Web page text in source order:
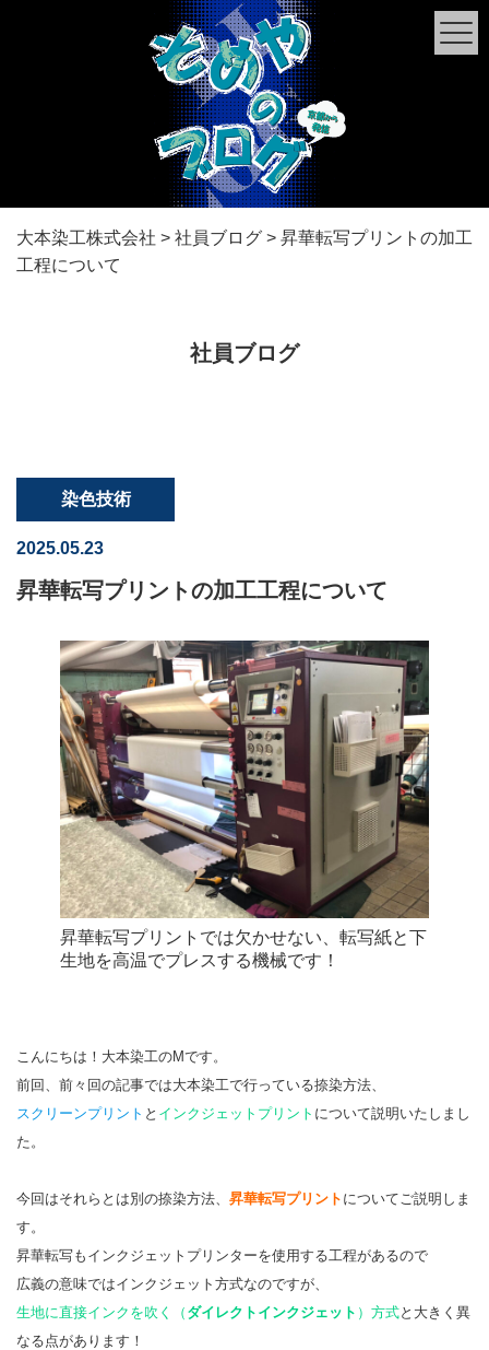
大本染工株式会社 > 社員ブログ > 昇華転写プリントの加工
工程について
社員ブログ
染色技術
2025.05.23
昇華転写プリントの加工工程について
昇華転写プリントでは欠かせない、転写紙と下
生地を高温でプレスする機械です！
こんにちは！大本染工のMです。
前回、前々回の記事では大本染工で行っている捺染方法、
スクリーンプリント と インクジェットプリント について説明いたしまし
た。
今回はそれらとは別の捺染方法、 昇華転写プリント についてご説明しま
す。
昇華転写もインクジェットプリンターを使用する工程があるので
広義の意味ではインクジェット方式なのですが、
生地に直接インクを吹く（ ダイレクトインクジェット ）方式と大きく異
なる点があります！